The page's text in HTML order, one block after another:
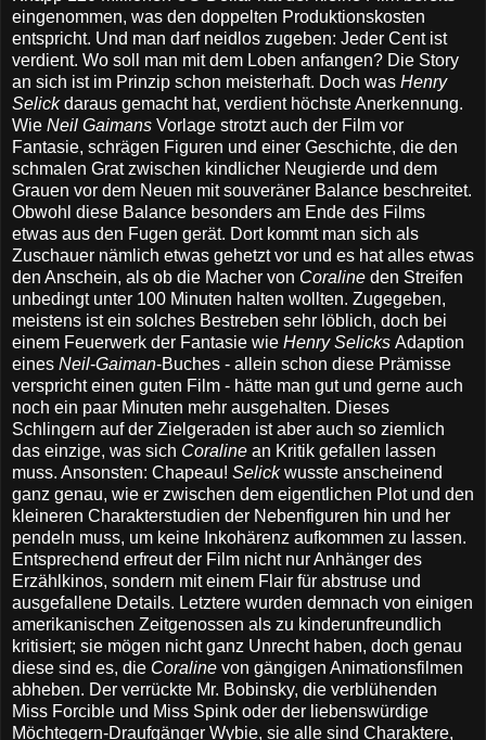
eingenommen, was den doppelten Produktionskosten
entspricht. Und man darf neidlos zugeben: Jeder Cent ist
verdient. Wo soll man mit dem Loben anfangen? Die Story
an sich ist im Prinzip schon meisterhaft. Doch was Henry
Selickdaraus gemacht hat, verdient höchste Anerkennung.
Wie Neil Gaimans Vorlage strotzt auch der Film vor
Fantasie, schrägen Figuren und einer Geschichte, die den
schmalen Grat zwischen kindlicher Neugierde und dem
Grauen vor dem Neuen mit souveräner Balance beschreitet.
Obwohl diese Balance besonders am Ende des Films
etwas aus den Fugen gerät. Dort kommt man sich als
Zuschauer nämlich etwas gehetzt vor und es hat alles etwas
den Anschein, als ob die Macher von Coraline den Streifen
unbedingt unter 100 Minuten halten wollten. Zugegeben,
meistens ist ein solches Bestreben sehr löblich, doch bei
einem Feuerwerk der Fantasie wie Henry Selicks Adaption
eines Neil-Gaiman-Buches - allein schon diese Prämisse
verspricht einen guten Film - hätte man gut und gerne auch
noch ein paar Minuten mehr ausgehalten. Dieses
Schlingern auf der Zielgeraden ist aber auch so ziemlich
das einzige, was sich Coraline an Kritik gefallen lassen
muss. Ansonsten: Chapeau! Selickwusste anscheinend
ganz genau, wie er zwischen dem eigentlichen Plot und den
kleineren Charakterstudien der Nebenfiguren hin und her
pendeln muss, um keine Inkohärenz aufkommen zu lassen.
Entsprechend erfreut der Film nicht nur Anhänger des
Erzählkinos, sondern mit einem Flair für abstruse und
ausgefallene Details. Letztere wurden demnach von einigen
amerikanischen Zeitgenossen als zu kinderunfreundlich
kritisiert; sie mögen nicht ganz Unrecht haben, doch genau
diese sind es, die Coraline von gängigen Animationsfilmen
abheben. Der verrückte Mr. Bobinsky, die verblühenden
Miss Forcible und Miss Spink oder der liebenswürdige
Möchtegern-Draufgänger Wybie, sie alle sind Charaktere,